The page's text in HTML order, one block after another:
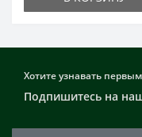
Хотите узнавать
Подпишитесь на